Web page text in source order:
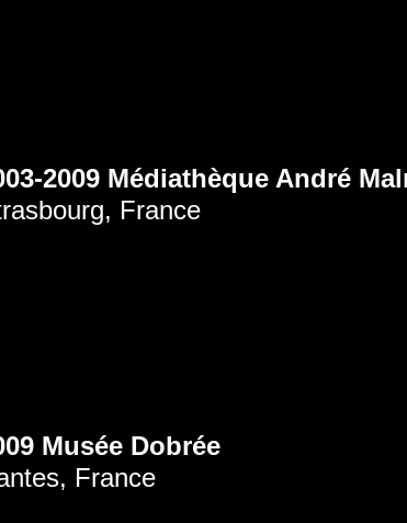
2009 Médiathèque André
France
Musée Dobrée
France